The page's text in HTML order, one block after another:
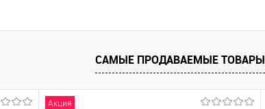
Купить в 1 клик
К сравнению
В избранное
В наличии
САМЫЕ ПРОДАВАЕМЫЕ ТОВАРЫ
Акция